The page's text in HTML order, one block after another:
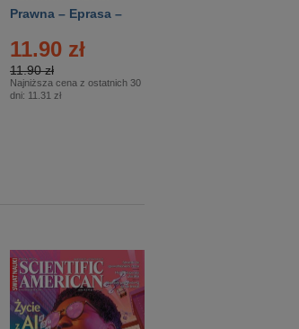
Prawna – Eprasa –
11.90 zł
11.90 zł
Najniższa cena z ostatnich 30
dni: 11.31 zł